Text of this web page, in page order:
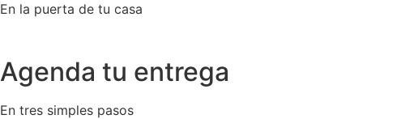
En la puerta de tu casa
Agenda tu entrega
En tres simples pasos